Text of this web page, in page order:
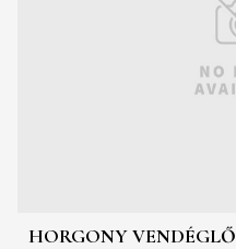
HORGONY VENDÉGLŐ